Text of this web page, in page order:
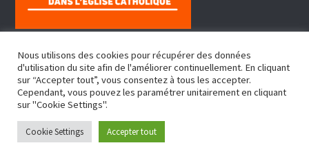
Copyright © 2022, Doyenné Fontenay Sous Bois
Nous utilisons des cookies pour récupérer des données
d'utilisation du site afin de l'améliorer continuellement. En cliquant
sur “Accepter tout”, vous consentez à tous les accepter.
Cependant, vous pouvez les paramétrer unitairement en cliquant
sur "Cookie Settings".
Cookie Settings Accepter tout